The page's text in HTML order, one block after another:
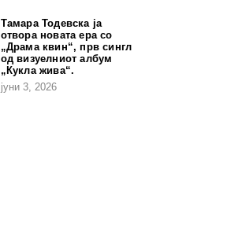
Тамара Тодевска ја
отвора новата ера со
„Драма квин“, прв сингл
од визуелниот албум
„Кукла жива“.
јуни 3, 2026